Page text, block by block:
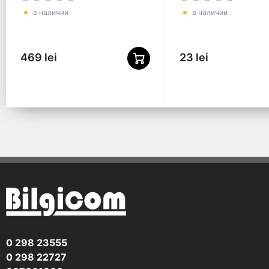
в наличии
469 lei
01
в наличии
23 lei
0 298 23555
0 298 22727